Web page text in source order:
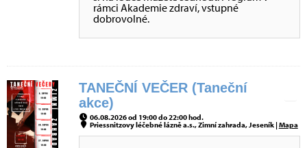
rámci Akademie zdraví, vstupné
dobrovolné.
TANEČNÍ VEČER (Taneční
akce)
06.08.2026 od 19:00 do 22:00 hod.
Priessnitzovy léčebné lázně a.s., Zimní zahrada, Jeseník |Mapa